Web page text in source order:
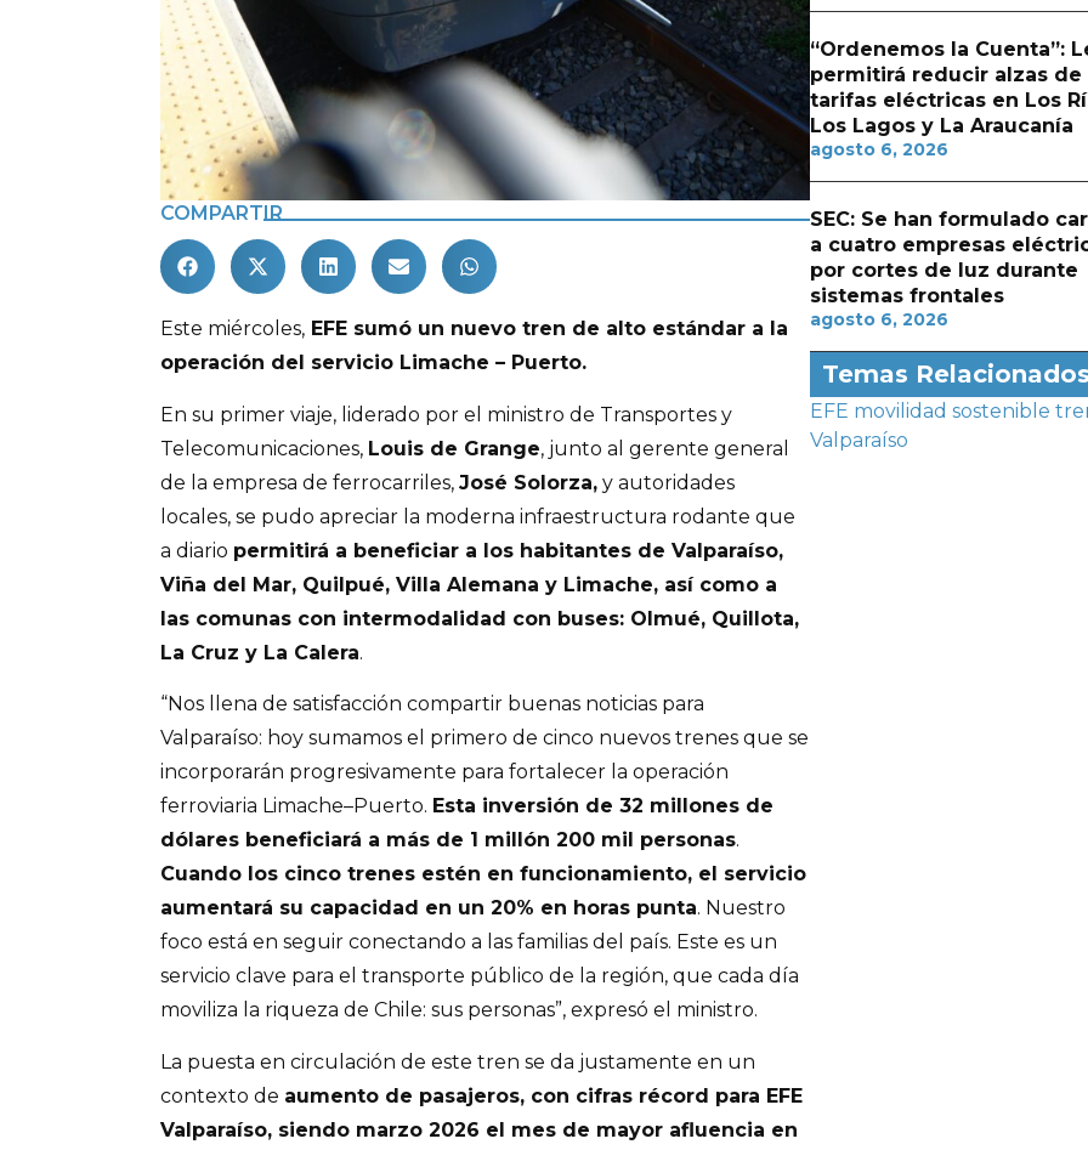
COMPARTIR
Este miércoles, EFE sumó un nuevo tren de alto estándar a la
operación del servicio Limache – Puerto.
En su primer viaje, liderado por el ministro de Transportes y
Telecomunicaciones, Louis de Grange, junto al gerente general
de la empresa de ferrocarriles, José Solorza, y autoridades
locales, se pudo apreciar la moderna infraestructura rodante que
a diario permitirá a beneficiar a los habitantes de Valparaíso,
Viña del Mar, Quilpué, Villa Alemana y Limache, así como a
las comunas con intermodalidad con buses: Olmué, Quillota,
La Cruz y La Calera.
“Nos llena de satisfacción compartir buenas noticias para
Valparaíso: hoy sumamos el primero de cinco nuevos trenes que se
incorporarán progresivamente para fortalecer la operación
ferroviaria Limache–Puerto. Esta inversión de 32 millones de
dólares beneficiará a más de 1 millón 200 mil personas.
Cuando los cinco trenes estén en funcionamiento, el servicio
aumentará su capacidad en un 20% en horas punta. Nuestro
foco está en seguir conectando a las familias del país. Este es un
servicio clave para el transporte público de la región, que cada día
moviliza la riqueza de Chile: sus personas”, expresó el ministro.
La puesta en circulación de este tren se da justamente en un
contexto de aumento de pasajeros, con cifras récord para EFE
Valparaíso, siendo marzo 2026 el mes de mayor afluencia en
“Ordenemos la Cuenta”:
permitirá reducir alzas de
tarifas eléctricas en Los
Los Lagos y La Araucanía
agosto 6, 2026
SEC: Se han formulado
a cuatro empresas
por cortes de luz durante
sistemas frontales
agosto 6, 2026
Temas
EFE movilidad sostenible
Valparaíso